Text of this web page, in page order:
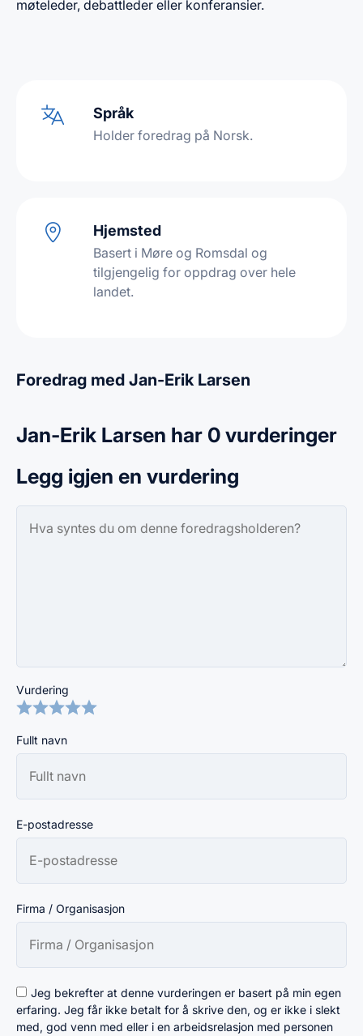
møteleder, debattleder eller konferansier.
Språk
Holder foredrag på Norsk.
Hjemsted
Basert i Møre og Romsdal og
tilgjengelig for oppdrag over hele
landet.
Foredrag med Jan-Erik Larsen
Jan-Erik Larsen har 0 vurderinger
Legg igjen en vurdering
Vurdering
Fullt navn
E-postadresse
Firma / Organisasjon
Jeg bekrefter at denne vurderingen er basert på min egen
erfaring. Jeg får ikke betalt for å skrive den, og er ikke i slekt
med, god venn med eller i en arbeidsrelasjon med personen